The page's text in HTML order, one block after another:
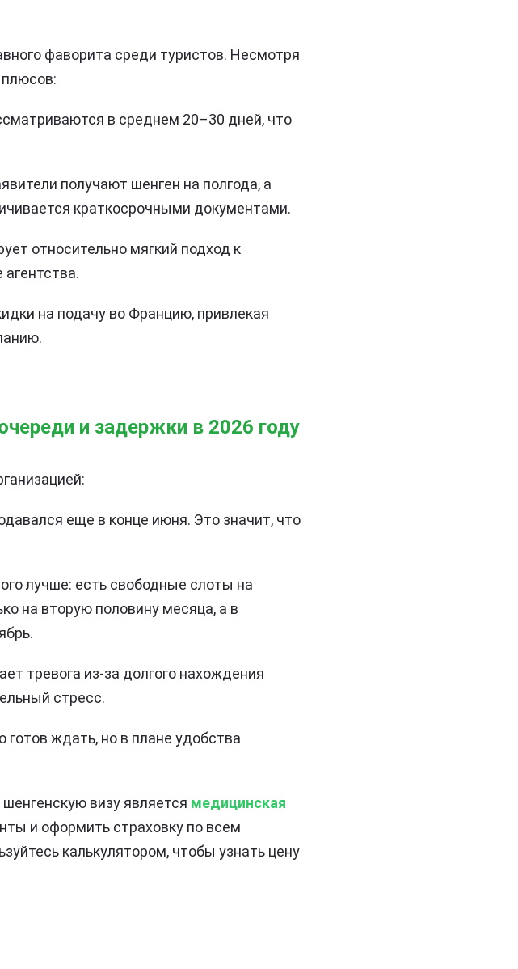
фаворита среди туристов. Несмотря
плюсов:
в среднем 20–30 дней, что
получают шенген на полгода, а
краткосрочными документами.
относительно мягкий подход к
на подачу во Францию, привлекая
и задержки в 2026 году
еще в конце июня. Это значит, что
лучше: есть свободные слоты на
на вторую половину месяца, а в
тревога из-за долгого нахождения
стресс.
готов ждать, но в плане удобства
визу является медицинская
и оформить страховку по всем
калькулятором, чтобы узнать цену